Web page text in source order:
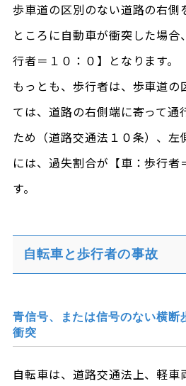
歩車道の区別のない道路の右側
ところに自動車が衝突した場
行者＝１０：０】となります。
もっとも、歩行者は、歩車道の
ては、道路の右側端に寄って通
ため（道路交通法１０条）、
には、過失割合が【車：歩行者
す。
自転車と歩行者の事故
青信号、または信号のない横断
衝突
自転車は、道路交通法上、軽車